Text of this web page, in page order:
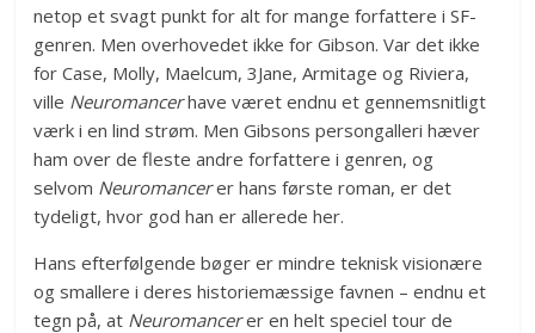
netop et svagt punkt for alt for mange forfattere i SF-
genren. Men overhovedet ikke for Gibson. Var det ikke
for Case, Molly, Maelcum, 3Jane, Armitage og Riviera,
ville Neuromancerhave været endnu et gennemsnitligt
værk i en lind strøm. Men Gibsons persongalleri hæver
ham over de fleste andre forfattere i genren, og
selvom Neuromancerer hans første roman, er det
tydeligt, hvor god han er allerede her.
Hans efterfølgende bøger er mindre teknisk visionære
og smallere i deres historiemæssige favnen – endnu et
tegn på, at Neuromancerer en helt speciel tour de